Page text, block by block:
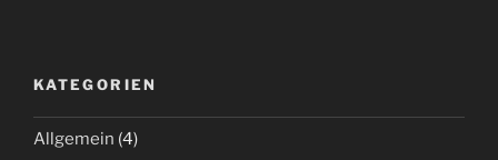
KATEGORIEN
Allgemein (4)